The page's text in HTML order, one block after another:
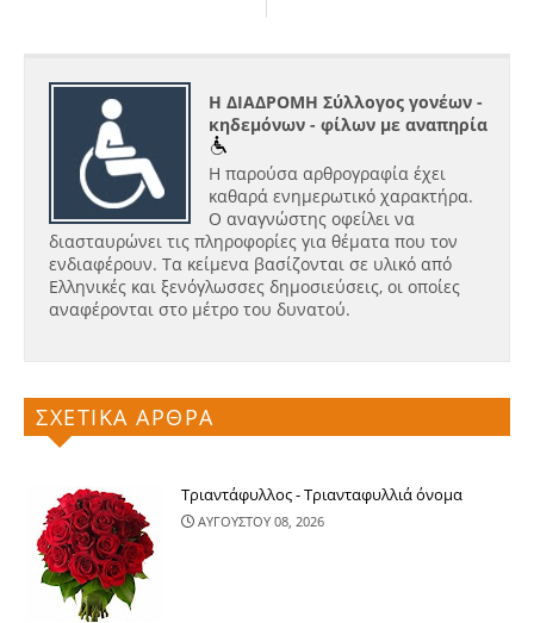
Η ΔΙΑΔΡΟΜΗ Σύλλογος γονέων -
κηδεμόνων - φίλων με αναπηρία
Η παρούσα αρθρογραφία έχει
καθαρά ενημερωτικό χαρακτήρα.
Ο αναγνώστης οφείλει να
διασταυρώνει τις πληροφορίες για θέματα που τον
ενδιαφέρουν. Τα κείμενα βασίζονται σε υλικό από
Ελληνικές και ξενόγλωσσες δημοσιεύσεις, οι οποίες
αναφέρονται στο μέτρο του δυνατού.
ΣΧΕΤΙΚΑ ΑΡΘΡΑ
Τριαντάφυλλος - Τριανταφυλλιά όνομα
ΑΥΓΟΥΣΤΟΥ 08, 2026